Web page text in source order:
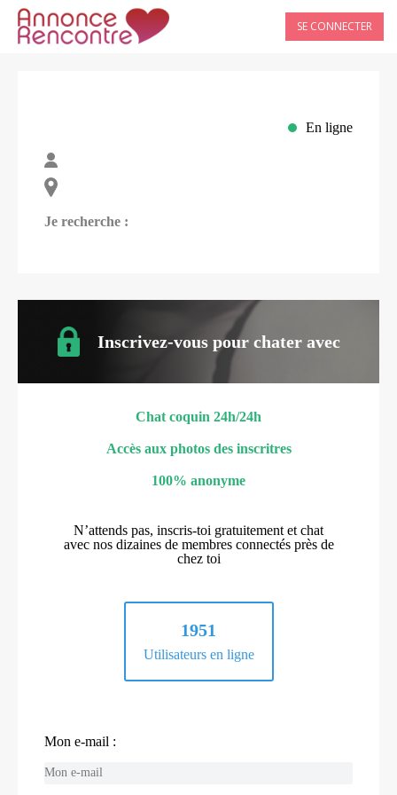
SE CONNECTER
En ligne
Je recherche :
Inscrivez-vous pour chater avec
Chat coquin 24h/24h
Accès aux photos des inscritres
100% anonyme
N’attends pas, inscris-toi gratuitement et chat
avec nos dizaines de membres connectés près de
chez toi
1951
Utilisateurs en ligne
Mon e-mail :